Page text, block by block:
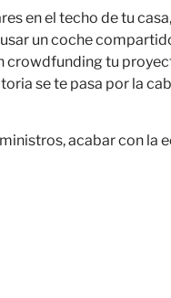
en el techo de tu
un coche
crowdfunding tu
se te pasa por la
acabar con la